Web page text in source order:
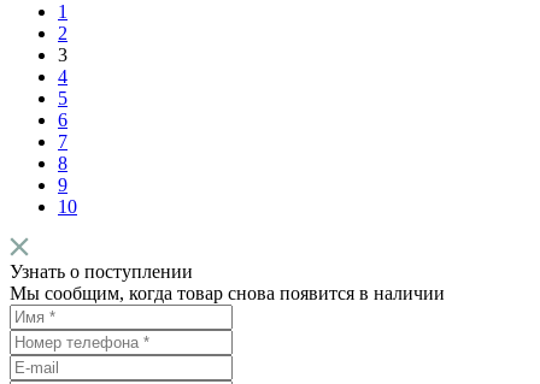
1
2
3
4
5
6
7
8
9
10
Узнать о поступлении
Мы сообщим, когда товар снова появится в наличии